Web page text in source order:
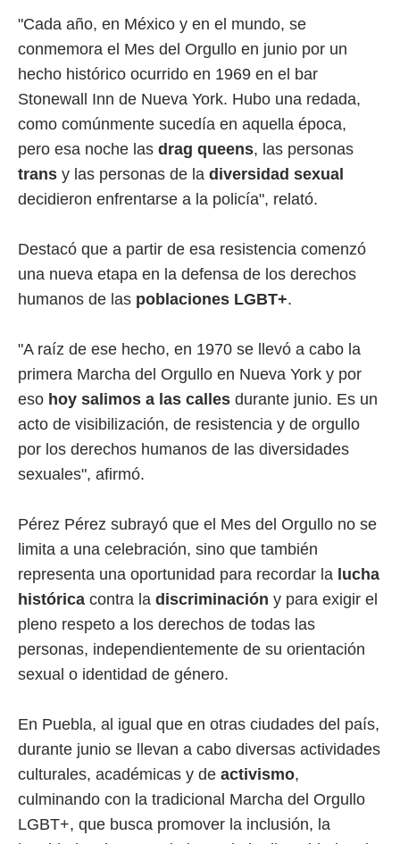
"Cada año, en México y en el mundo, se
conmemora el Mes del Orgullo en junio por un
hecho histórico ocurrido en 1969 en el bar
Stonewall Inn de Nueva York. Hubo una redada,
como comúnmente sucedía en aquella época,
pero esa noche las drag queens, las personas
trans y las personas de la diversidad sexual
decidieron enfrentarse a la policía", relató.
Destacó que a partir de esa resistencia comenzó
una nueva etapa en la defensa de los derechos
humanos de las poblaciones LGBT+.
"A raíz de ese hecho, en 1970 se llevó a cabo la
primera Marcha del Orgullo en Nueva York y por
eso hoy salimos a las calles durante junio. Es un
acto de visibilización, de resistencia y de orgullo
por los derechos humanos de las diversidades
sexuales", afirmó.
Pérez Pérez subrayó que el Mes del Orgullo no se
limita a una celebración, sino que también
representa una oportunidad para recordar la lucha
histórica contra la discriminación y para exigir el
pleno respeto a los derechos de todas las
personas, independientemente de su orientación
sexual o identidad de género.
En Puebla, al igual que en otras ciudades del país,
durante junio se llevan a cabo diversas actividades
culturales, académicas y de activismo,
culminando con la tradicional Marcha del Orgullo
LGBT+, que busca promover la inclusión, la